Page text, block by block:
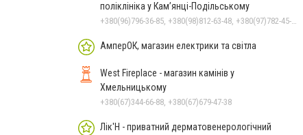
поліклініка у Кам’янці-Подільському
+380(96)796-36-85, +380(98)812-63-48, +380(97)782-45-70
АмперОК, магазин електрики та світла
West Fireplace - магазин камінів у
Хмельницькому
+380(67)344-66-88, +380(67)679-47-38
Лік'Н - приватний дерматовенерологічний